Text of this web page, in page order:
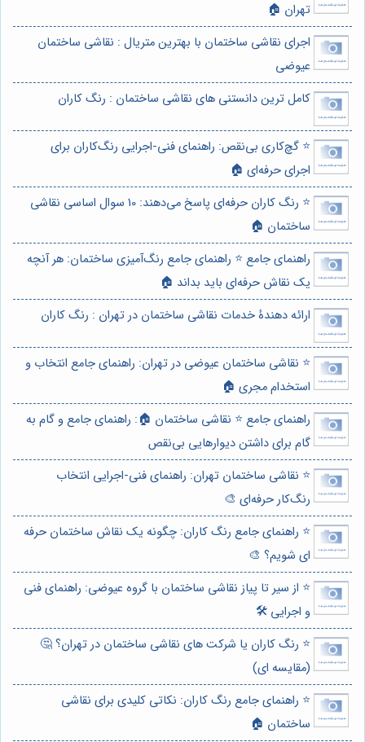
تهران 🏠
اجرای نقاشی ساختمان با بهترین متریال : نقاشی ساختمان
عیوضی
کامل ترین دانستنی های نقاشی ساختمان : رنگ کاران
⭐️ گچ‌کاری بی‌نقص: راهنمای فنی-اجرایی رنگ‌کاران برای
اجرای حرفه‌ای 🏠
⭐️ رنگ کاران حرفه‌ای پاسخ می‌دهند: 10 سوال اساسی نقاشی
ساختمان 🏠
راهنمای جامع ⭐️ راهنمای جامع رنگ‌آمیزی ساختمان: هر آنچه
یک نقاش حرفه‌ای باید بداند 🏠
ارائه دهندۀ خدمات نقاشی ساختمان در تهران : رنگ کاران
⭐️ نقاشی ساختمان عیوضی در تهران: راهنمای جامع انتخاب و
استخدام مجری 🏠
راهنمای جامع ⭐️ نقاشی ساختمان 🏠: راهنمای جامع و گام به
گام برای داشتن دیوارهایی بی‌نقص
⭐️ نقاشی ساختمان تهران: راهنمای فنی-اجرایی انتخاب
رنگ‌کار حرفه‌ای 🎨
⭐️ راهنمای جامع رنگ کاران: چگونه یک نقاش ساختمان حرفه
ای شویم؟ 🎨
⭐️ از سیر تا پیاز نقاشی ساختمان با گروه عیوضی: راهنمای فنی
و اجرایی 🛠️
⭐️ رنگ کاران یا شرکت های نقاشی ساختمان در تهران؟ 🤔
(مقایسه ای)
⭐️ راهنمای جامع رنگ کاران: نکاتی کلیدی برای نقاشی
ساختمان 🏠